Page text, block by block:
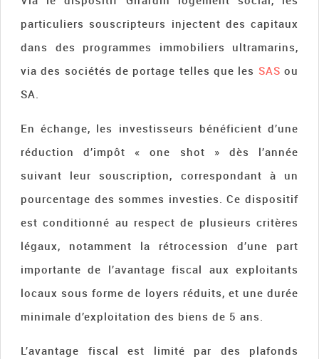
particuliers souscripteurs injectent des capitaux
dans des programmes immobiliers ultramarins,
via des sociétés de portage telles que les SAS ou
SA.
En échange, les investisseurs bénéficient d’une
réduction d’impôt « one shot » dès l’année
suivant leur souscription, correspondant à un
pourcentage des sommes investies. Ce dispositif
est conditionné au respect de plusieurs critères
légaux, notamment la rétrocession d’une part
importante de l’avantage fiscal aux exploitants
locaux sous forme de loyers réduits, et une durée
minimale d’exploitation des biens de 5 ans.
L’avantage fiscal est limité par des plafonds